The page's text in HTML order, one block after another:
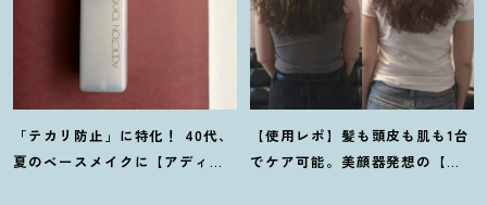
「テカリ防止」に特化 ！
40代、
夏のベースメイクに【アディク
【使用レポ】髪も頭皮も肌も1台
でケア可能。美顔器発想の【ス